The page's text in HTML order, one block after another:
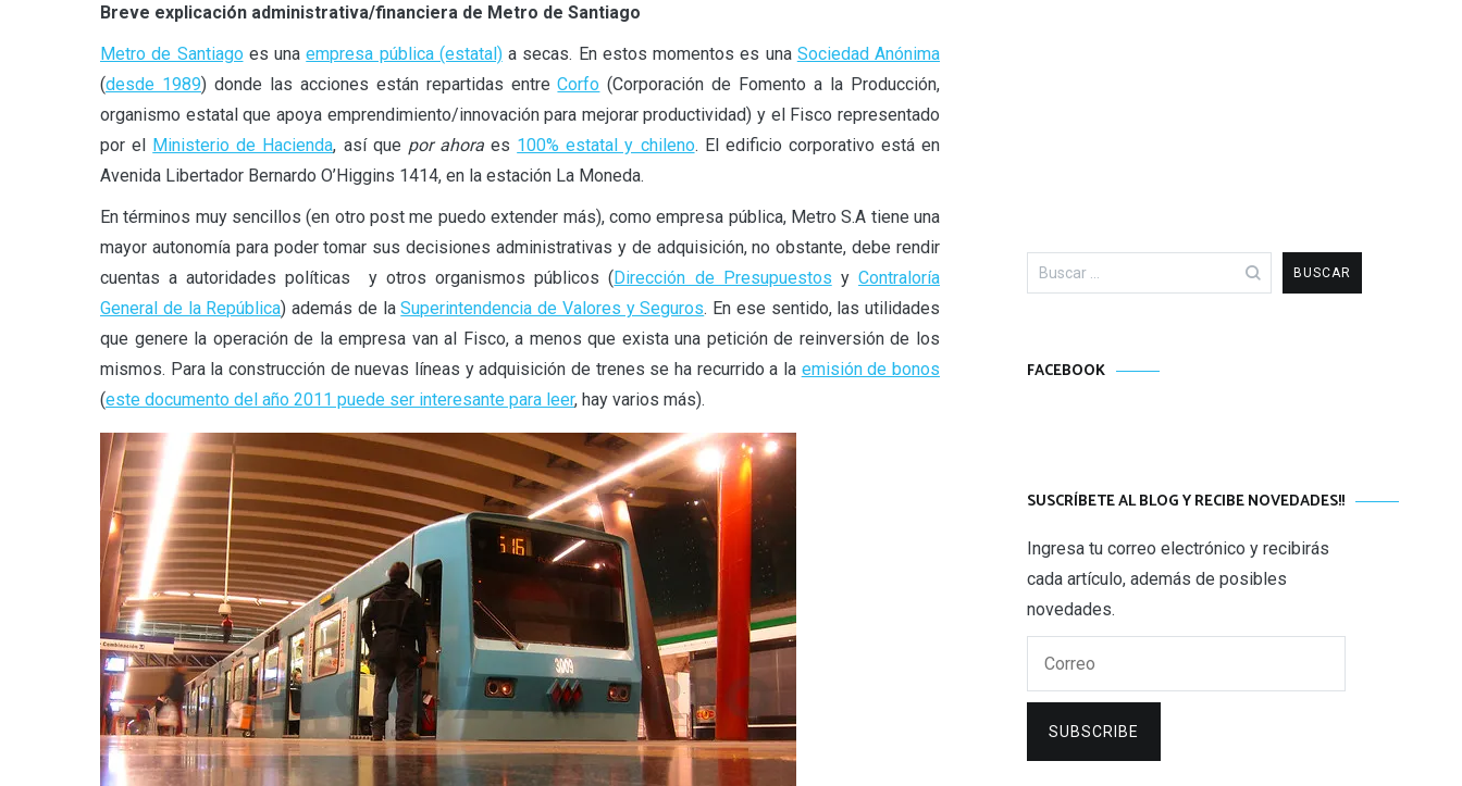
Breve explicación administrativa/financiera de Metro de Santiago
Metro de Santiagoes unaempresa pública (estatal)a secas. En estos momentos es una Sociedad Anónima
(desde 1989) donde las acciones están repartidas entreCorfo (Corporación de Fomento a la Producción,
organismo estatal que apoya emprendimiento/innovación para mejorar productividad) y el Fisco representado
por el Ministerio de Hacienda, así que por ahoraes 100% estatal y chileno. El edificio corporativo está en
Avenida Libertador Bernardo O’Higgins 1414, en la estación La Moneda.
En términos muy sencillos (en otro post me puedo extender más), como empresa pública, Metro S.A tiene una
mayor autonomía para poder tomar sus decisiones administrativas y de adquisición, no obstante, debe rendir
cuentas a autoridades políticas y otros organismos públicos (Dirección de Presupuestos yContraloría
General de la República) además de laSuperintendencia de Valores y Seguros. En ese sentido, las utilidades
que genere la operación de la empresa van al Fisco, a menos que exista una petición de reinversión de los
mismos. Para la construcción de nuevas líneas y adquisición de trenes se ha recurrido a la emisión de bonos
(este documento del año 2011 puede ser interesante para leer, hay varios más).
Buscar:
FACEBOOK
SUSCRÍBETE AL BLOG Y RECIBE NOVEDADES!!
Ingresa tu correo electrónico y recibirás
cada artículo, además de posibles
novedades.
SUBSCRIBE